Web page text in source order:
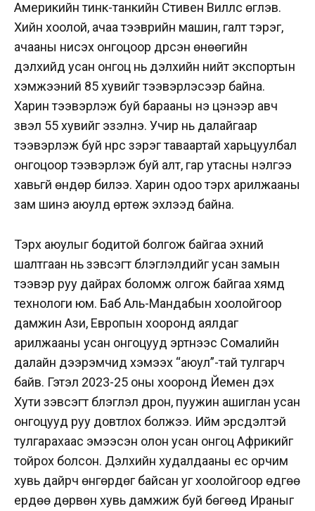
Америкийн тинк-танкийн Стивен Виллс өгүүлэв.
Хийн хоолой, ачаа тээврийн машин, галт тэрэг,
ачааны нисэх онгоцоор дүүрсэн өнөөгийн
дэлхийд усан онгоц нь дэлхийн нийт экспортын
хэмжээний 85 хувийг тээвэрлэсээр байна.
Харин тээвэрлэж буй барааны үнэ цэнээр авч
үзвэл 55 хувийг эзэлнэ. Учир нь далайгаар
тээвэрлэж буй нүүрс зэрэг таваартай харьцуулбал
онгоцоор тээвэрлэж буй алт, гар утасны үнэлгээ
хавьгүй өндөр билээ. Харин одоо тэрхүү арилжааны
зам шинэ аюулд өртөж эхлээд байна.
Тэрхүү аюулыг бодитой болгож байгаа эхний
шалтгаан нь зэвсэгт бүлэглэлүүдийг усан замын
тээвэр руу дайрах боломж олгож байгаа хямд
технологи юм. Баб Аль-Мандабын хоолойгоор
дамжин Ази, Европын хооронд аялдаг
арилжааны усан онгоцууд эртнээс Сомалийн
далайн дээрэмчид хэмээх “аюул”-тай тулгарч
байв. Гэтэл 2023-25 оны хооронд Йемен дэх
Хути зэвсэгт бүлэглэл дрон, пуужин ашиглан усан
онгоцууд руу довтлох болжээ. Ийм эрсдэлтэй
тулгарахаас эмээсэн олон усан онгоц Африкийг
тойрох болсон. Дэлхийн худалдааны ес орчим
хувь дайрч өнгөрдөг байсан уг хоолойгоор өдгөө
ердөө дөрвөн хувь дамжиж буй бөгөөд Ираныг